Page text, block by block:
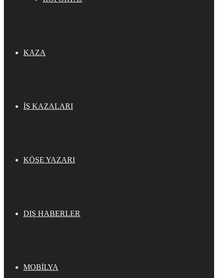
KAZA
İŞ KAZALARI
KÖŞE YAZARI
DIŞ HABERLER
MOBİLYA